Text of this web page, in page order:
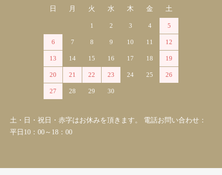
日 月 火 水 木 金 土
1 2 3 4 5
6 7 8 9 10 11 12
13 14 15 16 17 18 19
20 21 22 23 24 25 26
27 28 29 30
土・日・祝日・赤字はお休みを頂きます。 電話お問い合わせ：
平日10：00～18：00